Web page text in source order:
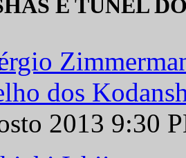
E TUNEL
dos
2013 9:30